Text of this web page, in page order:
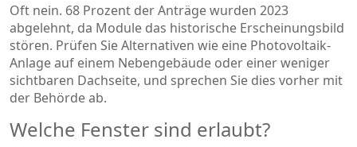
Oft nein. 68 Prozent der Anträge wurden 2023
abgelehnt, da Module das historische Erscheinungsbild
stören. Prüfen Sie Alternativen wie eine Photovoltaik-
Anlage auf einem Nebengebäude oder einer weniger
sichtbaren Dachseite, und sprechen Sie dies vorher mit
der Behörde ab.
Welche Fenster sind erlaubt?